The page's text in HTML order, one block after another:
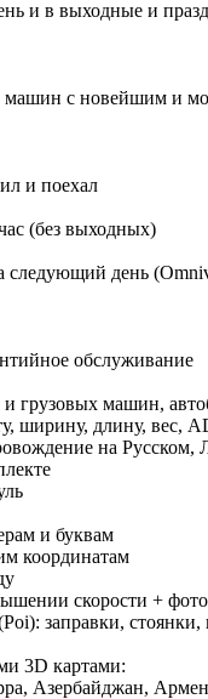
и в выходные и
машин с новейшим и
и поехал
(без выходных)
следующий день
обслуживание
грузовых машин,
ширину, длину, вес,
на Русском,
и буквам
координатам
скорости +
заправки,
3D картами:
Азербайджан,